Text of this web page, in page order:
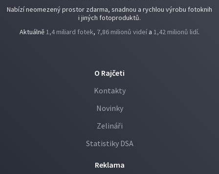
Nabízí neomezený prostor zdarma, snadnou a rychlou výrobu fotoknih
i jiných fotoproduktů.
Aktuálně1,4 miliard fotek, 7,86 milionů videí a 1,42 milionů lidí.
O Rajčeti
Kontakty
Novinky
Zelináři
Statistiky DSA
Reklama